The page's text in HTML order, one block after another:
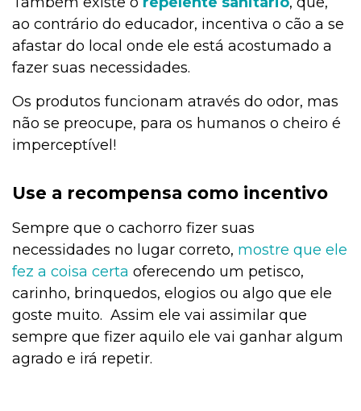
ao contrário do educador, incentiva o cão a se
afastar do local onde ele está acostumado a
fazer suas necessidades.
Os produtos funcionam através do odor, mas
não se preocupe, para os humanos o cheiro é
imperceptível!
Use a recompensa como incentivo
Sempre que o cachorro fizer suas
necessidades no lugar correto, mostre que ele
fez a coisa certa oferecendo um petisco,
carinho, brinquedos, elogios ou algo que ele
goste muito. Assim ele vai assimilar que
sempre que fizer aquilo ele vai ganhar algum
agrado e irá repetir.